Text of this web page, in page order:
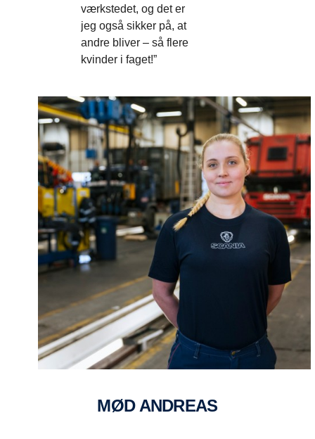
værkstedet, og det er
jeg også sikker på, at
andre bliver – så flere
kvinder i faget!”
MØD ANDREAS